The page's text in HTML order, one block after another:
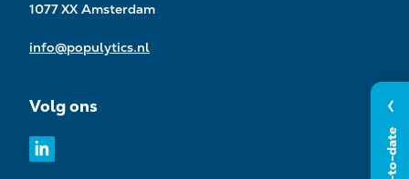
1077 XX Amsterdam
info@populytics.nl
Volg ons